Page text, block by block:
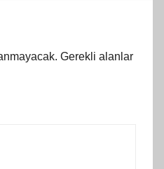
Gerekli alanlar